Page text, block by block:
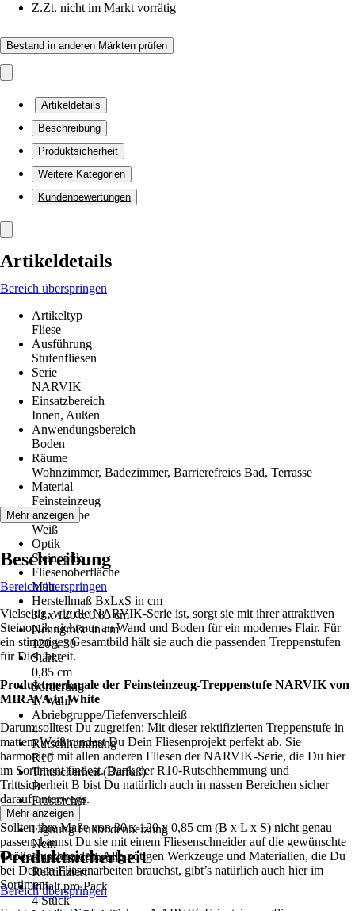
Z.Zt. nicht im Markt vorrätig
Bestand in anderen Märkten prüfen
Artikeldetails
Beschreibung
Produktsicherheit
Weitere Kategorien
Kundenbewertungen
Artikeldetails
Bereich überspringen
Artikeltyp
Fliese
Ausführung
Stufenfliesen
Serie
NARVIK
Einsatzbereich
Innen, Außen
Anwendungsbereich
Boden
Räume
Wohnzimmer, Badezimmer, Barrierefreies Bad, Terrasse
Material
Feinsteinzeug
Grundfarbe
Weiß
Optik
Steinoptik
Fliesenoberfläche
Matt
Herstellmaß BxLxS in cm
30 x 120 x 0.85 cm
Nenngröße in cm
120 x 30
Stärke
0,85 cm
Sortierung
1. Wahl
Abriebgruppe/Tiefenverschleiß
4
Rutschhemmung
R10
Trittsicherheit (Barfuß)
B
Frostsicher
Ja
Eignung Fußbodenheizung
Nein
Kantenausführung
Rektifiziert
Inhalt pro Pack
4 Stück
Mehr anzeigen
Beschreibung
Bereich überspringen
Vielseitig, wie die NARVIK-Serie ist, sorgt sie mit ihrer attraktiven
Steinoptik nicht nur an Wand und Boden für ein modernes Flair. Für
ein stimmiges Gesamtbild hält sie auch die passenden Treppenstufen
für Dich bereit.
Produktmerkmale der Feinsteinzeug-Treppenstufe NARVIK von
MIRAVA in White
Darum solltest Du zugreifen: Mit dieser rektifizierten Treppenstufe in
mattem Weiß rundest Du Dein Fliesenprojekt perfekt ab. Sie
harmoniert mit allen anderen Fliesen der NARVIK-Serie, die Du hier
im Sortiment findest. Dank der R10-Rutschhemmung und
Trittsicherheit B bist Du natürlich auch in nassen Bereichen sicher
darauf unterwegs.
Sollten ihre Maße von 30 x 120 x 0,85 cm (B x L x S) nicht genau
passen, kannst Du sie mit einem Fliesenschneider auf die gewünschte
Größe zuschneiden. Alle nötigen Werkzeuge und Materialien, die Du
bei Deinen Fliesenarbeiten brauchst, gibt’s natürlich auch hier im
Sortiment.
Mehr anzeigen
Produktsicherheit
Bereich überspringen